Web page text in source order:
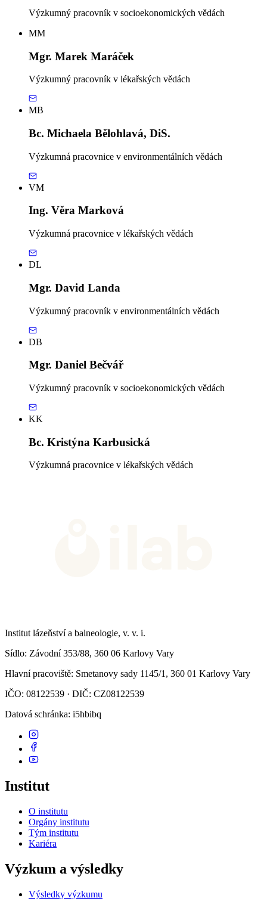
Výzkumný pracovník v socioekonomických vědách
MM
Mgr. Marek Maráček
Výzkumný pracovník v lékařských vědách
MB
Bc. Michaela Bělohlavá, DiS.
Výzkumná pracovnice v environmentálních vědách
VM
Ing. Věra Marková
Výzkumná pracovnice v lékařských vědách
DL
Mgr. David Landa
Výzkumný pracovník v environmentálních vědách
DB
Mgr. Daniel Bečvář
Výzkumný pracovník v socioekonomických vědách
KK
Bc. Kristýna Karbusická
Výzkumná pracovnice v lékařských vědách
Institut lázeňství a balneologie, v. v. i.
Sídlo: Závodní 353/88, 360 06 Karlovy Vary
Hlavní pracoviště: Smetanovy sady 1145/1, 360 01 Karlovy Vary
IČO: 08122539 · DIČ: CZ08122539
Datová schránka: i5hbibq
Institut
O institutu
Orgány institutu
Tým institutu
Kariéra
Výzkum a výsledky
Výsledky výzkumu